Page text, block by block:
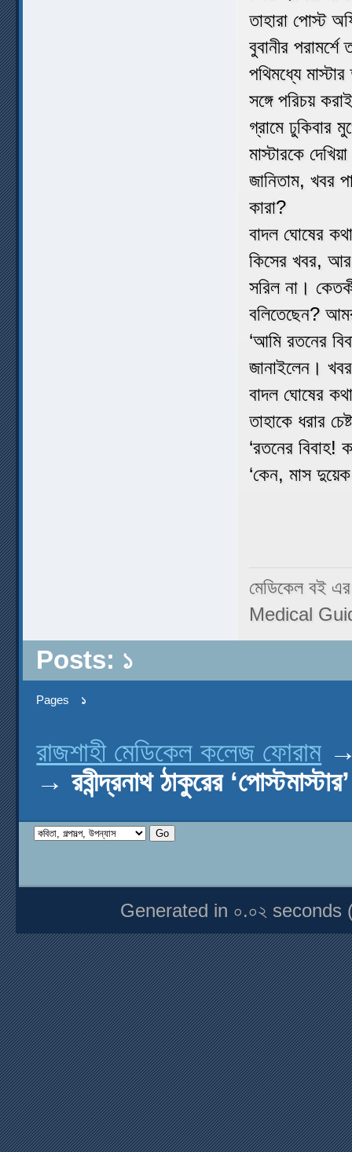
তাহারা পোস্ট
বুবানীর
পথিমধ্যে
সঙ্গে পরিচয়
গ্রামে ঢুকিবার
মাস্টারকে
জানিতাম, খবর
কারা?
বাদল ঘোষের
কিসের খবর, আর
সরিল না।
বলিতেছেন?
‘আমি রতনের
জানাইলেন।
বাদল ঘোষের
তাহাকে ধরার
‘রতনের বিবাহ!
‘কেন, মাস
মেডিকেল বই
Medical
Posts: ১
Pages ১
রাজশাহী মেডিকেল কলেজ ফোরাম
→রবীন্দ্রনাথ ঠাকুরের
Generated in ০.০২ seconds